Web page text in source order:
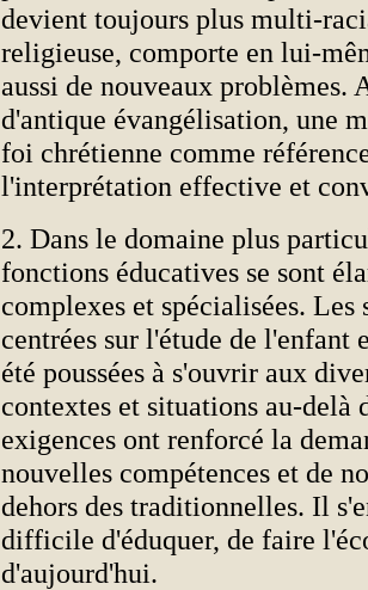
devient toujours plus multi-
religieuse, comporte en lui-
aussi de nouveaux problèmes.
d'antique évangélisation, une
foi chrétienne comme
l'interprétation effective et
2. Dans le domaine plus
fonctions éducatives se sont
complexes et spécialisées.
centrées sur l'étude de
été poussées à s'ouvrir aux
contextes et situations au-delà
exigences ont renforcé la
nouvelles compétences et de
dehors des traditionnelles. Il
difficile d'éduquer, de faire
d'aujourd'hui.